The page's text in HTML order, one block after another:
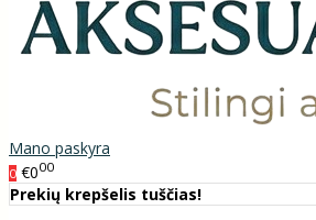
Mano paskyra
0 €000
Prekių krepšelis tuščias!